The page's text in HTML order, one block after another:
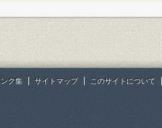
ク集 サイトマップ このサイトについて